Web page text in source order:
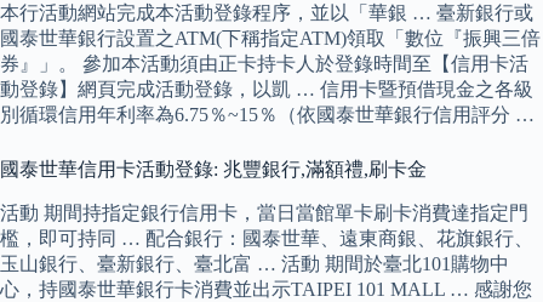
本行活動網站完成本活動登錄程序，並以「華銀 … 臺新銀行或
國泰世華銀行設置之ATM(下稱指定ATM)領取「數位『振興三倍
券』」。 參加本活動須由正卡持卡人於登錄時間至【信用卡活
動登錄】網頁完成活動登錄，以凱 … 信用卡暨預借現金之各級
別循環信用年利率為6.75％~15％（依國泰世華銀行信用評分 …
國泰世華信用卡活動登錄: 兆豐銀行,滿額禮,刷卡金
活動 期間持指定銀行信用卡，當日當館單卡刷卡消費達指定門
檻，即可持同 … 配合銀行：國泰世華、遠東商銀、花旗銀行、
玉山銀行、臺新銀行、臺北富 … 活動 期間於臺北101購物中
心，持國泰世華銀行卡消費並出示TAIPEI 101 MALL … 感謝您